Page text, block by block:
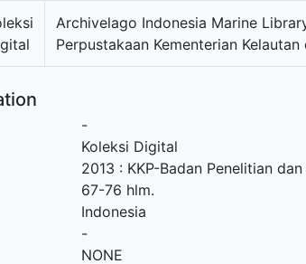
Archivelago Indonesia Marine
Perpustakaan Kementerian Kelautan
-
Koleksi Digital
2013 : KKP-Badan Penelitian
67-76 hlm.
Indonesia
-
NONE